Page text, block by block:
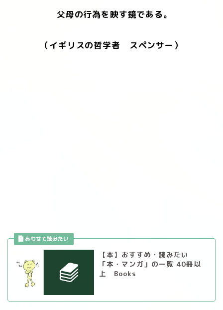
父母の行為を映す鏡である。
（イギリスの哲学者 スペンサー）
【本】おすすめ・読みたい
「本・マンガ」の一覧 40冊以
上 Books